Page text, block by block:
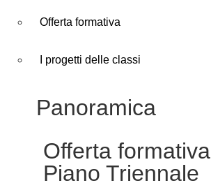
Offerta formativa
I progetti delle classi
Panoramica
Offerta formativa
Piano Triennale